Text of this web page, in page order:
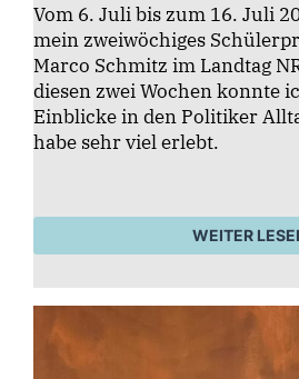
Vom 6. Juli bis zum 16. Juli
mein zweiwöchiges
Marco Schmitz im Landtag
diesen zwei Wochen konnte
Einblicke in den Politiker
habe sehr viel erlebt.
WEITER